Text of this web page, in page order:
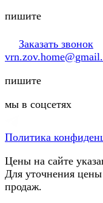
пишите
Заказать звонок
пишите
мы в соцсетях
Политика
Цены на сайте
Для уточнения
продаж.